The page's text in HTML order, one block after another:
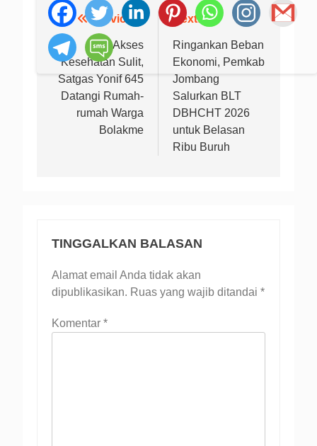
Navigasi
pos
Previous:
Saat Akses
Kesehatan Sulit,
Satgas Yonif 645
Datangi Rumah-
rumah Warga
Bolakme
Next:
Ringankan Beban
Ekonomi, Pemkab
Jombang
Salurkan BLT
DBHCHT 2026
untuk Belasan
Ribu Buruh
TINGGALKAN BALASAN
Alamat email Anda tidak akan
dipublikasikan. Ruas yang wajib ditandai *
Komentar *